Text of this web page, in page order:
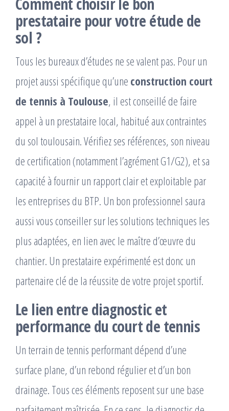
prestataire pour votre étude de
sol ?
Tous les bureaux d’études ne se valent pas. Pour un
projet aussi spécifique qu’une construction court
de tennis à Toulouse, il est conseillé de faire
appel à un prestataire local, habitué aux contraintes
du sol toulousain. Vérifiez ses références, son niveau
de certification (notamment l’agrément G1/G2), et sa
capacité à fournir un rapport clair et exploitable par
les entreprises du BTP. Un bon professionnel saura
aussi vous conseiller sur les solutions techniques les
plus adaptées, en lien avec le maître d’œuvre du
chantier. Un prestataire expérimenté est donc un
partenaire clé de la réussite de votre projet sportif.
Le lien entre diagnostic et
performance du court de tennis
Un terrain de tennis performant dépend d’une
surface plane, d’un rebond régulier et d’un bon
drainage. Tous ces éléments reposent sur une base